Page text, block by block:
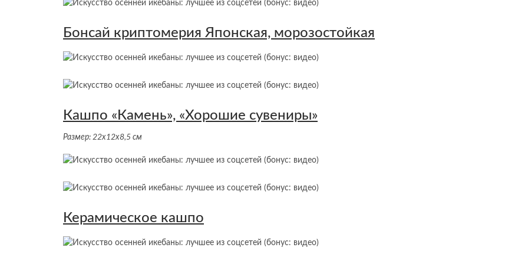
Бонсай криптомерия Японская, морозостойкая
Кашпо «Камень», «Хорошие сувениры»
Размер: 22х12х8,5 см
Керамическое кашпо